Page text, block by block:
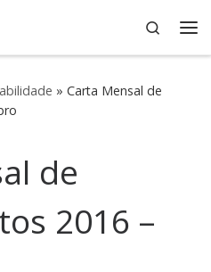
Search
» Carta Mensal de
de
2016 –